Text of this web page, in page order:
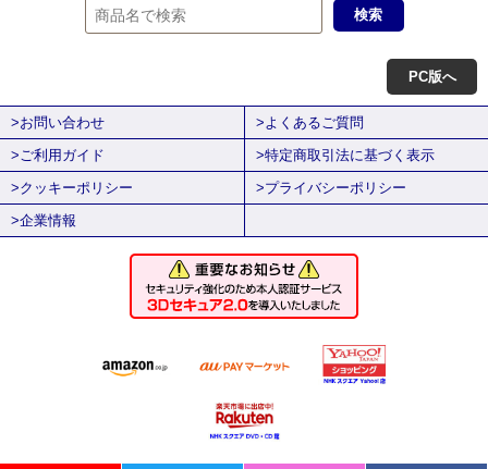
PC版へ
>お問い合わせ
>よくあるご質問
>ご利用ガイド
>特定商取引法に基づく表示
>クッキーポリシー
>プライバシーポリシー
>企業情報